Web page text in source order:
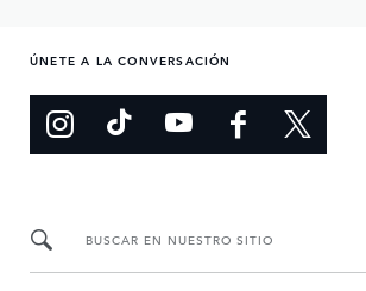
ÚNETE A LA CONVERSACIÓN
BUSCAR EN NUESTRO SITIO